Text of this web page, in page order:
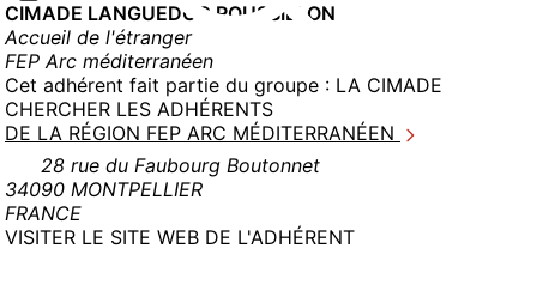
CIMADE LANGUEDOC ROUSSILLON
Accueil de l'étranger
FEP Arc méditerranéen
Cet adhérent fait partie du groupe : LA CIMADE
CHERCHER LES ADHÉRENTS
DE LA RÉGION FEP ARC MÉDITERRANÉEN
28 rue du Faubourg Boutonnet
34090 MONTPELLIER
FRANCE
VISITER LE SITE WEB DE L'ADHÉRENT(NOUVELLE